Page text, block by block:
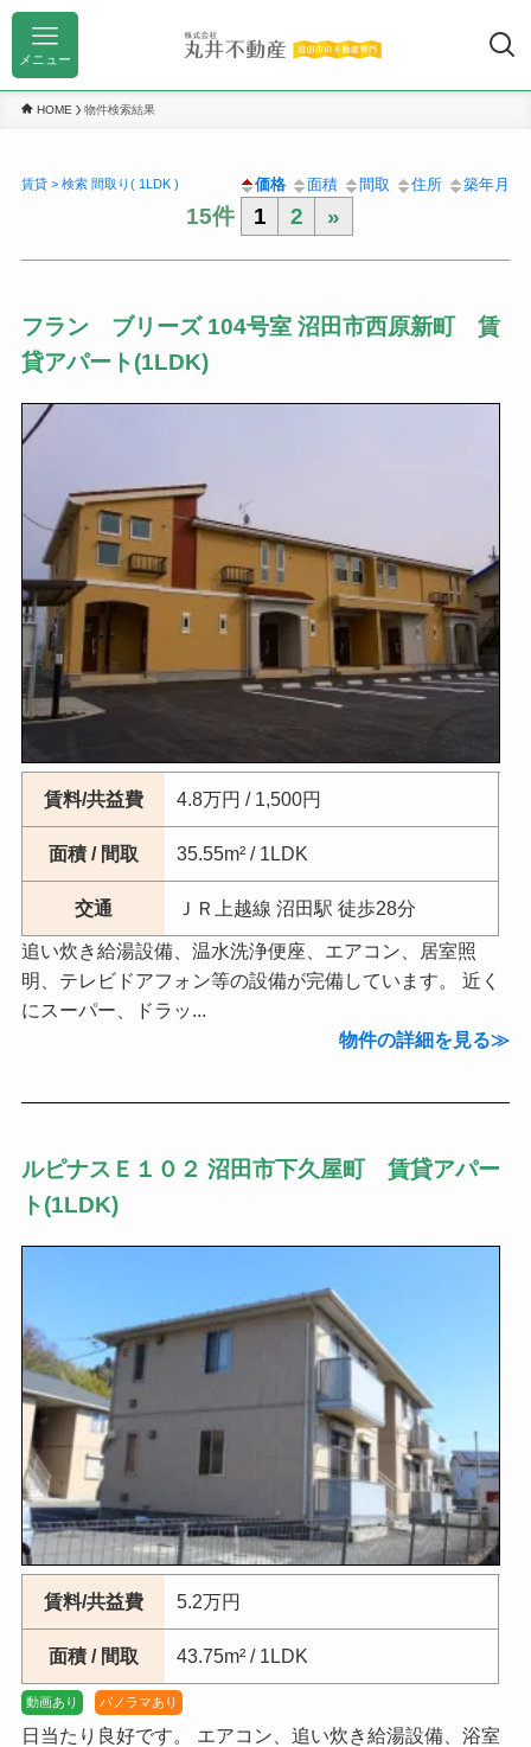
メニュー
HOME 物件検索結果
賃貸 > 検索 間取り( 1LDK ) 価格 面積 間取 住所 築年月
15件 1 2 »
フラン ブリーズ 104号室 沼田市西原新町 賃
貸アパート(1LDK)
賃料/共益費 4.8万円 / 1,500円
面積 / 間取 35.55m² / 1LDK
交通
ＪＲ上越線 沼田駅 徒歩28分
追い炊き給湯設備、温水洗浄便座、エアコン、居室照
明、テレビドアフォン等の設備が完備しています。 近く
にスーパー、ドラッ...
物件の詳細を見る
ルピナスＥ１０２ 沼田市下久屋町 賃貸アパー
ト(1LDK)
賃料/共益費 5.2万円
面積 / 間取 43.75m² / 1LDK
動画あり パノラマあり
日当たり良好です。 エアコン、追い炊き給湯設備、浴室